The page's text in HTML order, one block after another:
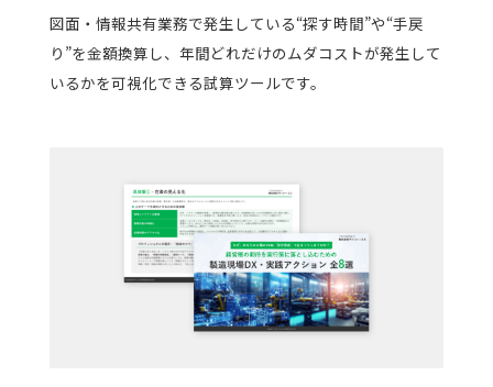
図面・情報共有業務で発生している“探す時間”や“手戻
り”を金額換算し、年間どれだけのムダコストが発生して
いるかを可視化できる試算ツールです。